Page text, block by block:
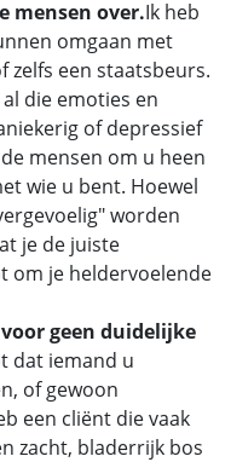
mensen over.Ik heb
omgaan met
zelfs een staatsbeurs.
die emoties en
of depressief
mensen om u heen
wie u bent. Hoewel
worden
je de juiste
om je heldervoelende
geen duidelijke
dat iemand u
of gewoon
een cliënt die vaak
zacht, bladerrijk bos